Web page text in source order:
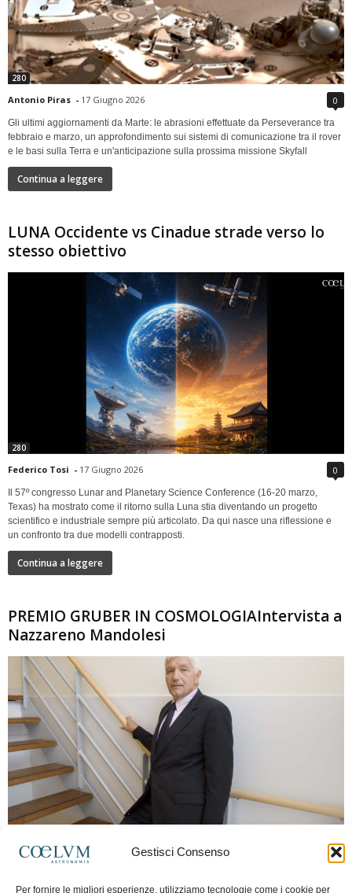
Gestisci Consenso
Per fornire le migliori esperienze, utilizziamo tecnologie come i cookie per
280
Antonio Piras - 17 Giugno 2026 0
Gli ultimi aggiornamenti da Marte: le abrasioni effettuate da Perseverance tra
febbraio e marzo, un approfondimento sui sistemi di comunicazione tra il rover
e le basi sulla Terra e un'anticipazione sulla prossima missione Skyfall
Continua a leggere
LUNA Occidente vs Cinadue strade verso lo
stesso obiettivo
280
Federico Tosi - 17 Giugno 2026 0
Il 57º congresso Lunar and Planetary Science Conference (16-20 marzo,
Texas) ha mostrato come il ritorno sulla Luna stia diventando un progetto
scientifico e industriale sempre più articolato. Da qui nasce una riflessione e
un confronto tra due modelli contrapposti.
Continua a leggere
PREMIO GRUBER IN COSMOLOGIAIntervista a
Nazzareno Mandolesi
Frida Paolella - 16 Giugno 2026 0
spaziale europea e della missione Planck. Il dialogo ripercorre i principali